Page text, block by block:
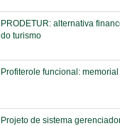
PRODETUR: alternativa
do turismo
Profiterole funcional:
Projeto de sistema